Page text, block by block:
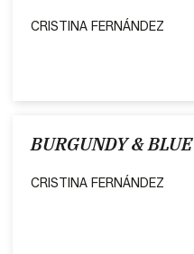
CRISTINA FERNÁNDEZ
BURGUNDY & BLUE
CRISTINA FERNÁNDEZ